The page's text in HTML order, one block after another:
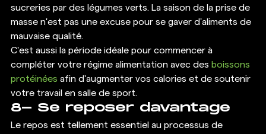
sucreries par des légumes verts. La saison de la prise de
masse n'est pas une excuse pour se gaver d'aliments de
mauvaise qualité.
C'est aussi la période idéale pour commencer à
compléter votre régime alimentation avec des boissons
protéinées afin d'augmenter vos calories et de soutenir
votre travail en salle de sport.
8- Se reposer davantage
Le repos est tellement essentiel au processus de